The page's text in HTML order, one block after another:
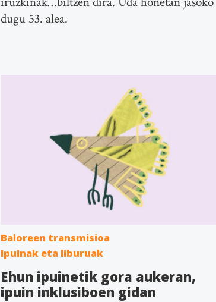
dugu 53. alea.
Baloreen transmisioa
Ipuinak eta liburuak
Ehun ipuinetik gora aukeran,
ipuin inklusiboen gidan